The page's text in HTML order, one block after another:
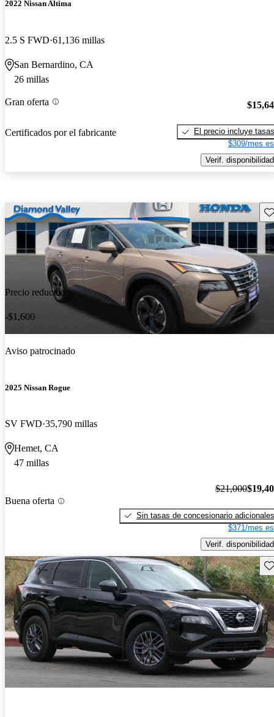
2022 Nissan Altima
2.5 S FWD 61,136 millas
San Bernardino, CA
26 millas
Gran oferta
Certificados por el fabricante
El precio incluye tasas
$309/mes
Verif. disponibilidad
Precio reducido
-$1,600
Aviso patrocinado
2025 Nissan Rogue
SV FWD 35,790 millas
Hemet, CA
47 millas
Buena oferta
$21,000
Sin tasas de concesionario adicionales
$371/mes
Verif. disponibilidad